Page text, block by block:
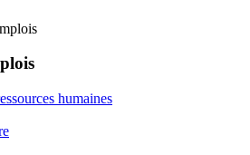
humaines